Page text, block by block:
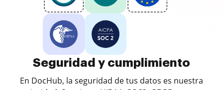
Seguridad y cumplimiento
En DocHub, la seguridad de tus datos es nuestra